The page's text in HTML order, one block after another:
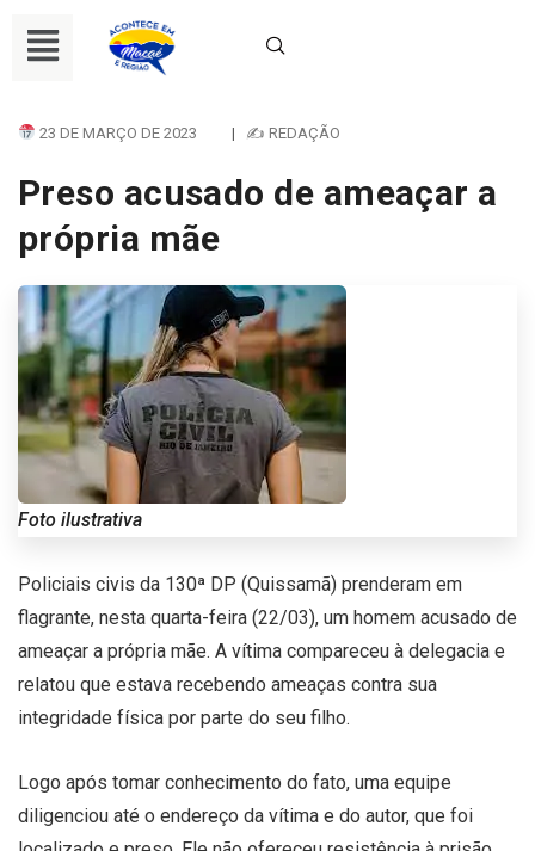
23 DE MARÇO DE 2023 | ✍ REDAÇÃO
Preso acusado de ameaçar a
própria mãe
Foto ilustrativa
Policiais civis da 130ª DP (Quissamã) prenderam em
flagrante, nesta quarta-feira (22/03), um homem acusado de
ameaçar a própria mãe. A vítima compareceu à delegacia e
relatou que estava recebendo ameaças contra sua
integridade física por parte do seu filho.
Logo após tomar conhecimento do fato, uma equipe
diligenciou até o endereço da vítima e do autor, que foi